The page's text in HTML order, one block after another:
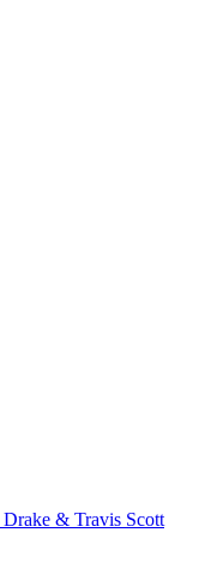
Drake & Travis Scott